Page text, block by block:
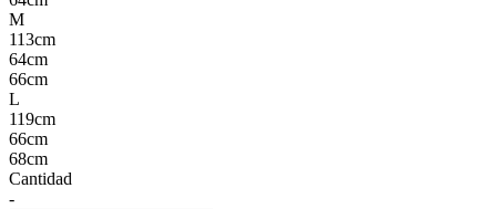
M
113cm
64cm
66cm
L
119cm
66cm
68cm
Cantidad
-